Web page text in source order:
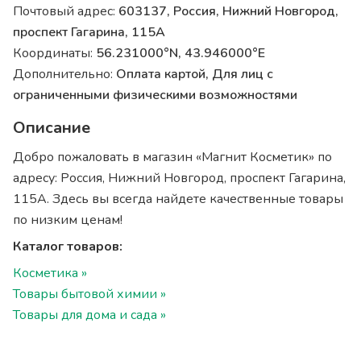
Почтовый адрес: 603137, Россия, Нижний Новгород,
проспект Гагарина, 115А
Координаты: 56.231000°N, 43.946000°E
Дополнительно: Оплата картой, Для лиц с
ограниченными физическими возможностями
Описание
Добро пожаловать в магазин «Магнит Косметик» по
адресу: Россия, Нижний Новгород, проспект Гагарина,
115А. Здесь вы всегда найдете качественные товары
по низким ценам!
Каталог товаров:
Косметика »
Товары бытовой химии »
Товары для дома и сада »